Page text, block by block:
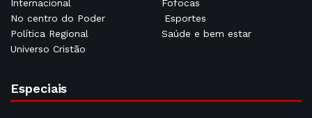
Internacional
Fofocas
No centro do Poder
Esportes
Política Regional
Saúde e bem estar
Universo Cristão
Especiais